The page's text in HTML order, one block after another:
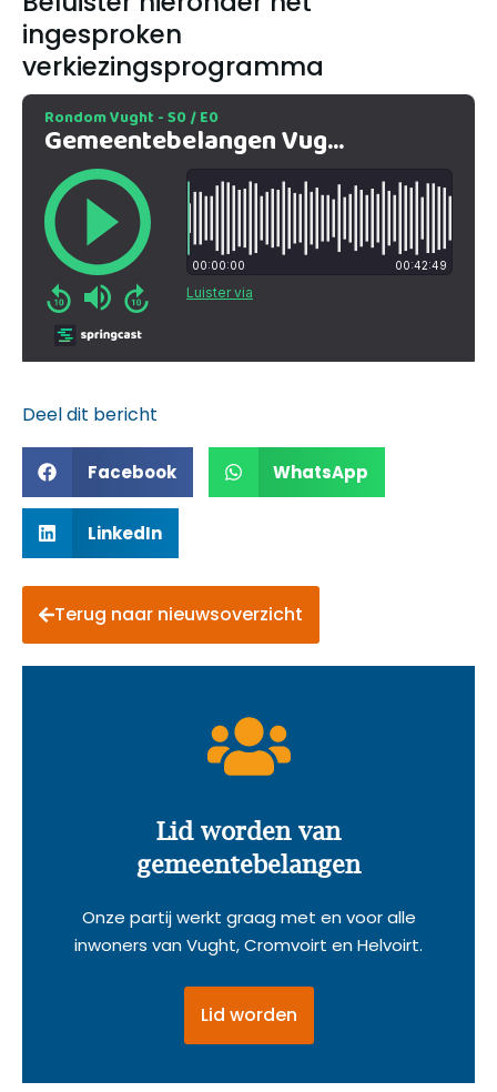
ingesproken
verkiezingsprogramma
Deel dit bericht
Facebook WhatsApp
LinkedIn
Terug naar nieuwsoverzicht
Lid worden van
gemeentebelangen
Onze partij werkt graag met en voor alle
inwoners van Vught, Cromvoirt en Helvoirt.
Lid worden